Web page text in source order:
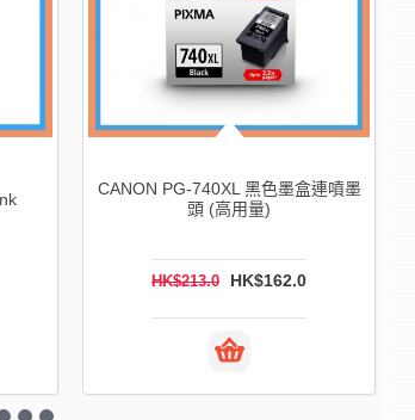
HP DeskJet 2823e 多合一打印機
810588Q3A-S15
HK$624.0 HK$499.0